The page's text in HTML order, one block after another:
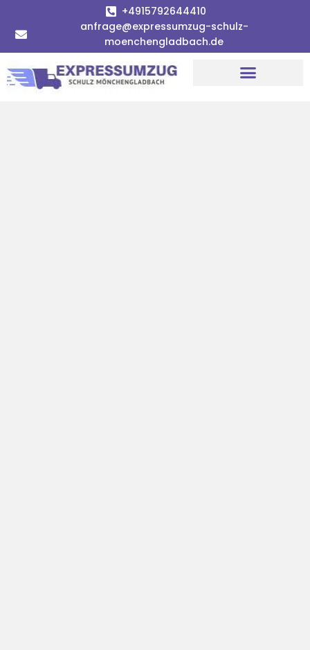
+4915792644410
anfrage@expressumzug-schulz-
moenchengladbach.de